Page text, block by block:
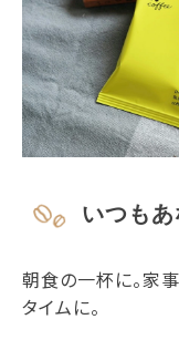
いつも
朝食の一杯に。家
タイムに。